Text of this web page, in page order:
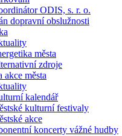
ODIS, s. r. o.
dopravní obslužnosti
města
zdroje
akce města
kalendář
kulturní festivaly
akce
koncerty vážné hudby